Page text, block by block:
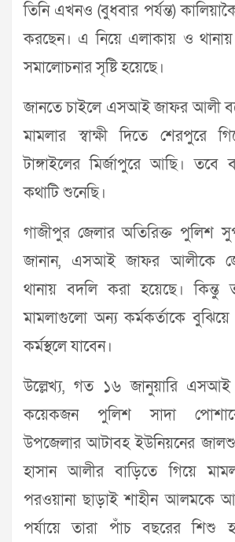
তিনি এখনও (বুধবার পর্যন্ত)
করছেন। এ নিয়ে এলাকায় ও
সমালোচনার সৃষ্টি হয়েছে।
জানতে চাইলে এসআই জাফর আলী
মামলার স্বাক্ষী দিতে শেরপুরে
টাঙ্গাইলের মির্জাপুরে আছি।
কথাটি শুনেছি।
গাজীপুর জেলার অতিরিক্ত পুলিশ
জানান, এসআই জাফর আলীকে
থানায় বদলি করা হয়েছে। কিন্তু
মামলাগুলো অন্য কর্মকর্তাকে
কর্মস্থলে যাবেন।
উল্লেখ্য, গত ১৬ জানুয়ারি
কয়েকজন পুলিশ সাদা
উপজেলার আটাবহ ইউনিয়নের
হাসান আলীর বাড়িতে গিয়ে
পরওয়ানা ছাড়াই শাহীন আলমকে
পর্যায়ে তারা পাঁচ বছরের শিশু